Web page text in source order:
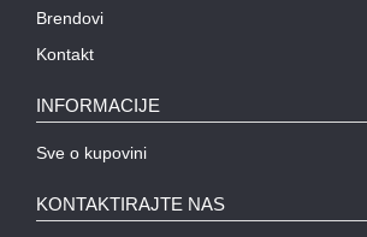
Brendovi
Kontakt
INFORMACIJE
Sve o kupovini
KONTAKTIRAJTE NAS